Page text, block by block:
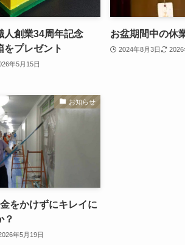
人創業34周年記念
をプレゼント
年5月15日
お盆期間中の休
2024年8月3日 2026
お知らせ
をかけずにキレイに
？
年5月19日